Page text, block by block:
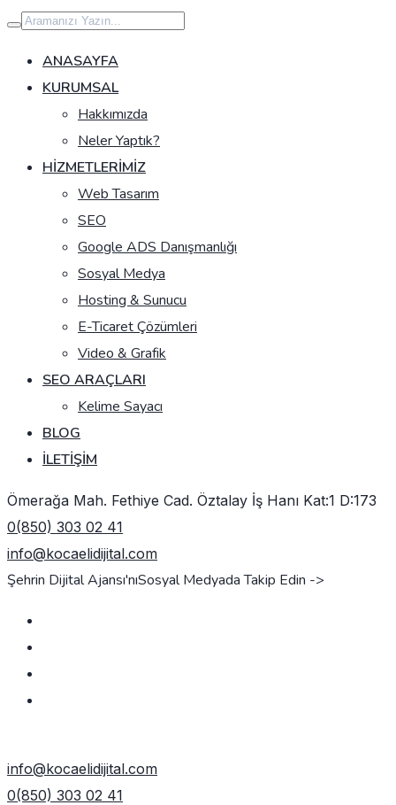
İçeriğe
geç
ANASAYFA
KURUMSAL
Hakkımızda
Neler Yaptık?
HIZMETLERIMIZ
Web Tasarım
SEO
Google ADS Danışmanlığı
Sosyal Medya
Hosting & Sunucu
E-Ticaret Çözümleri
Video & Grafik
SEO ARAÇLARI
Kelime Sayacı
BLOG
İLETIŞIM
Ömerağa Mah. Fethiye Cad. Öztalay İş Hanı Kat:1 D:173
0(850) 303 02 41
info@kocaelidijital.com
Şehrin Dijital Ajansı'nıSosyal Medyada Takip Edin ->
info@kocaelidijital.com
0(850) 303 02 41